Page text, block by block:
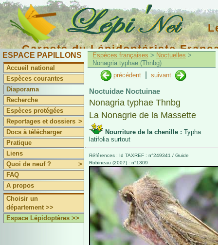
Carnets du Lépidoptériste
ESPACE PAPILLONS
Accueil national
Espèces courantes
Diaporama
Recherche
Espèces protégées
Reportages et dossiers >
Docs à télécharger
Pratique
Liens
Quoi de neuf ?
>
FAQ
A propos
Choisir un
département >>
Espace Lépidoptères >>
Espèces françaises > Noctuelles >
Nonagria typhae (Thnbg)
précédent
suivant
Noctuidae Noctuinae
Nonagria typhae Thnbg
La Nonagrie de la Massette
Nourriture de la chenille : Typha
latifolia surtout
Références : Id TAXREF : n°249341 / Guide
Robineau (2007) : n°1309